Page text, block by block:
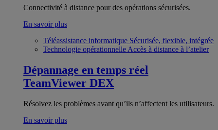
Connectivité à distance pour des opérations sécurisées.
En savoir plus
Téléassistance informatique Sécurisée, flexible, intégrée
Technologie opérationnelle Accès à distance à l’atelier
Dépannage en temps réel
TeamViewer DEX
Résolvez les problèmes avant qu’ils n’affectent les utilisateurs.
En savoir plus